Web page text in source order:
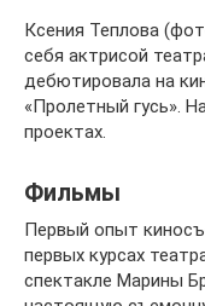
Ксения Теплова
себя актрисой
дебютировала на
«Пролетный гусь».
проектах.
Фильмы
Первый опыт
первых курсах
спектакле Марины